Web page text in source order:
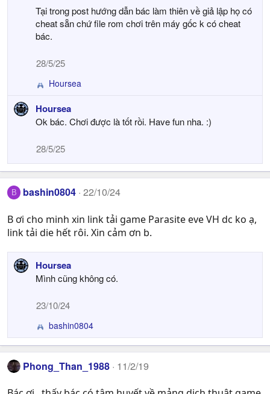
Tại trong post hướng dẫn bác làm thiên về giả lập họ có
cheat sẵn chứ file rom chơi trên máy gốc k có cheat
bác.
28/5/25
R
a
c
n
s
:
Hoursea
Hoursea
Ok bác. Chơi được là tốt rồi. Have fun nha. :)
28/5/25
B bashin0804 22/10/24
B ơi cho minh xin link tải game Parasite eve VH dc ko ạ,
link tải die hết rôi. Xin cảm ơn b.
Hoursea
Mình cũng không có.
23/10/24
R
e
a
c
bashin0804
Phong_Than_1988 11/2/19